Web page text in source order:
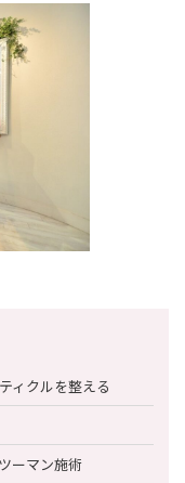
ィクルを整える
ーマン施術